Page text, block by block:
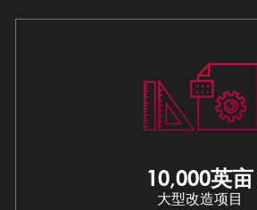
10,000英亩
大型改造项目